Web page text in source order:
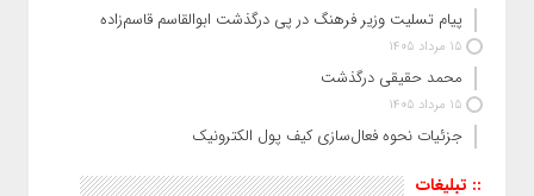
پیام تسلیت وزیر فرهنگ در پی درگذشت ابوالقاسم قاسم‌زاده
15 مرداد 1405
محمد حقیقی درگذشت
15 مرداد 1405
جزئیات نحوه فعال‌سازی کیف پول الکترونیک
:: تبلیغات